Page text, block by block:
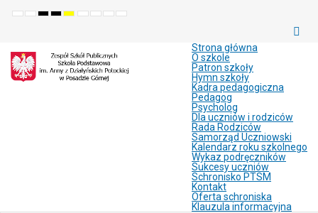
Default
NightHigh
mode
High
mode
High
mode
SetSetMake
Set
Strona główna
O szkole
Patron szkoły
Hymn szkoły
Kadra pedagogiczna
Pedagog
Psycholog
Dla uczniów i rodziców
Rada Rodziców
Samorząd Uczniowski
Kalendarz roku szkolnego
Wykaz podręczników
Sukcesy uczniów
Schronisko PTSM
Kontakt
Oferta schroniska
Klauzula informacyjna